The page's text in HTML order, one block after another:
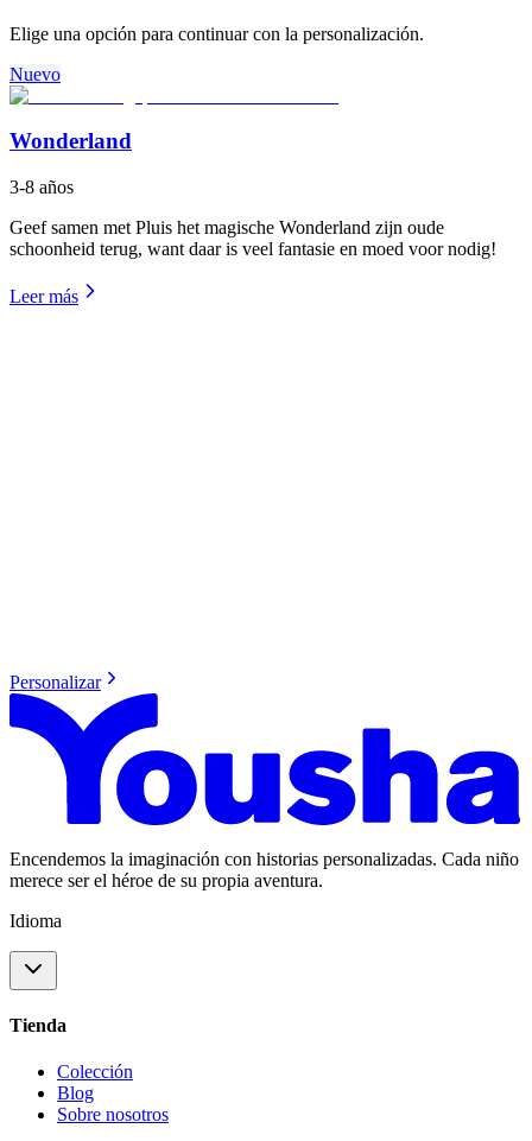
Elige una opción para continuar con la personalización.
Nuevo
Wonderland
3-8 años
Geef samen met Pluis het magische Wonderland zijn oude
schoonheid terug, want daar is veel fantasie en moed voor nodig!
Leer más
Personalizar
Encendemos la imaginación con historias personalizadas. Cada niño
merece ser el héroe de su propia aventura.
Idioma
Tienda
Colección
Blog
Sobre nosotros